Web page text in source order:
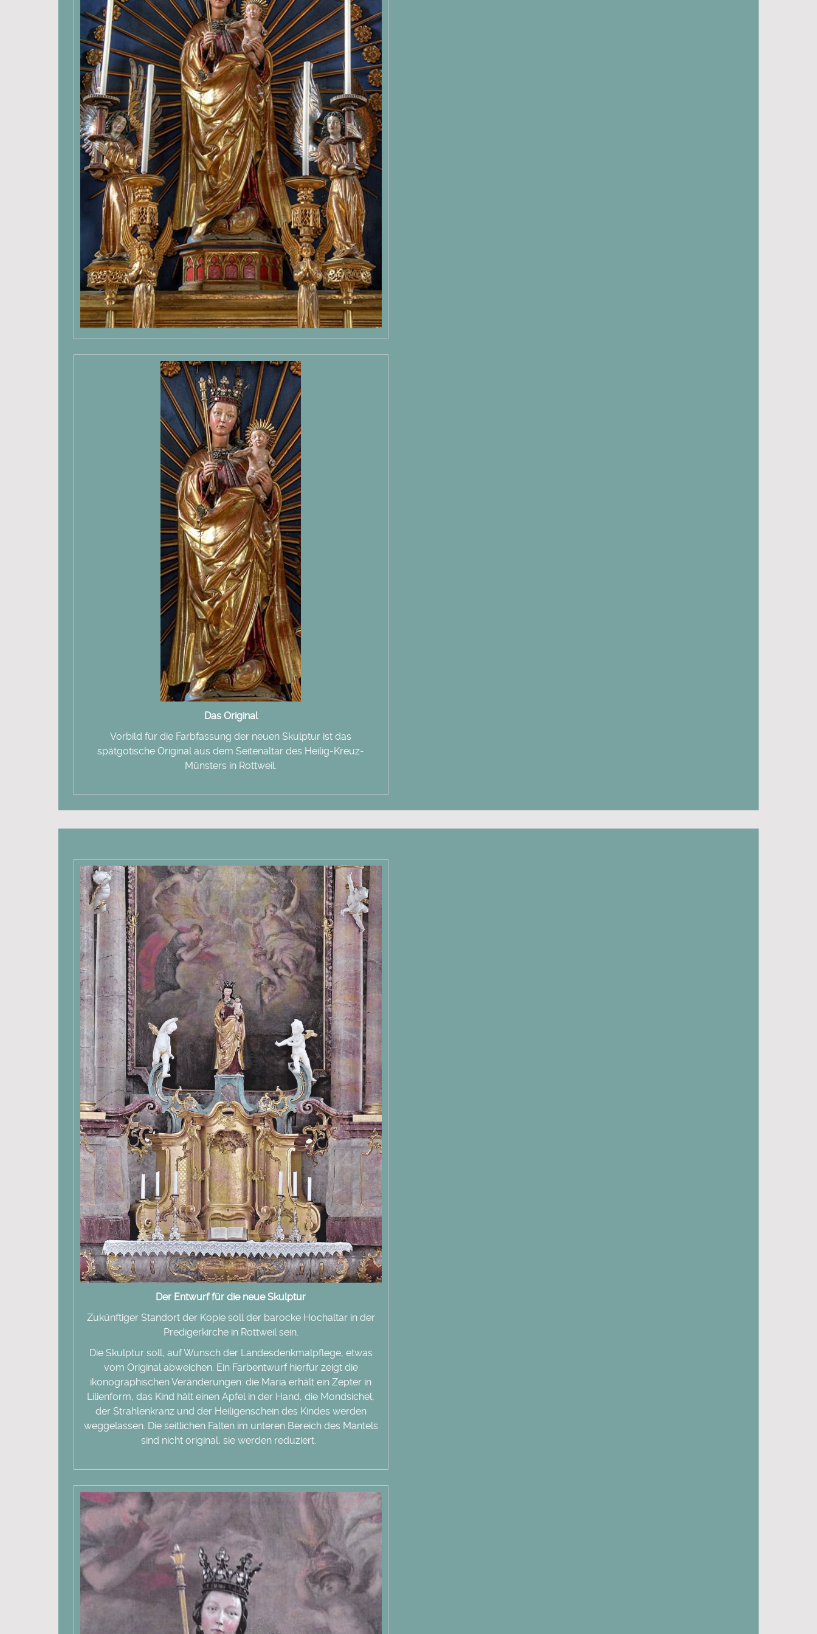
Das Original
Vorbild für die Farbfassung der neuen Skulptur ist das
spätgotische Original aus dem Seitenaltar des Heilig-Kreuz-
Münsters in Rottweil.
Der Entwurf für die neue Skulptur
Zukünftiger Standort der Kopie soll der barocke Hochaltar in der
Predigerkirche in Rottweil sein.
Die Skulptur soll, auf Wunsch der Landesdenkmalpflege, etwas
vom Original abweichen. Ein Farbentwurf hierfür zeigt die
ikonographischen Veränderungen: die Maria erhält ein Zepter in
Lilienform, das Kind hält einen Apfel in der Hand, die Mondsichel,
der Strahlenkranz und der Heiligenschein des Kindes werden
weggelassen. Die seitlichen Falten im unteren Bereich des Mantels
sind nicht original, sie werden reduziert.